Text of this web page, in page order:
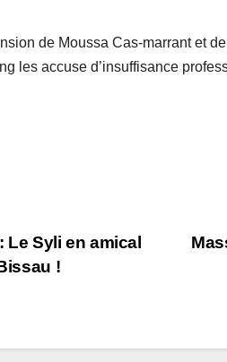
de Moussa Cas-marrant et
les accuse d’insuffisance
Le Syli en amical
!